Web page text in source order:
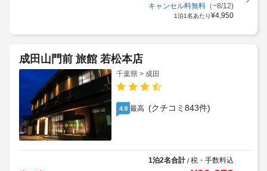
キャンセル料無料（~8/12)
1泊1名あたり¥4,950
成田山門前 旅館 若松本店
千葉県 > 成田
4.8 最高 (クチコミ843件)
1泊2名合計/税・手数料込